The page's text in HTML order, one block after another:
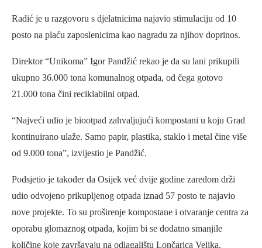
Radić je u razgovoru s djelatnicima najavio stimulaciju od 10
posto na plaću zaposlenicima kao nagradu za njihov doprinos.
Direktor “Unikoma” Igor Pandžić rekao je da su lani prikupili
ukupno 36.000 tona komunalnog otpada, od čega gotovo
21.000 tona čini reciklabilni otpad.
“Najveći udio je biootpad zahvaljujući kompostani u koju Grad
kontinuirano ulaže. Samo papir, plastika, staklo i metal čine više
od 9.000 tona”, izvijestio je Pandžić.
Podsjetio je također da Osijek već dvije godine zaredom drži
udio odvojeno prikupljenog otpada iznad 57 posto te najavio
nove projekte. To su proširenje kompostane i otvaranje centra za
oporabu glomaznog otpada, kojim bi se dodatno smanjile
količine koje završavaju na odlagalištu Lončarica Velika.